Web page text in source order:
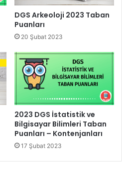
DGS Arkeoloji 2023 Taban
Puanları
20 Şubat 2023
2023 DGS İstatistik ve
Bilgisayar Bilimleri Taban
Puanları – Kontenjanları
17 Şubat 2023